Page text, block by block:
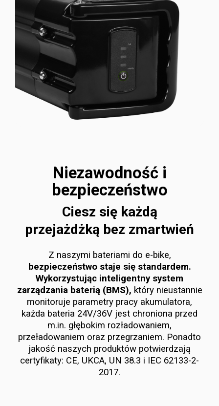
Niezawodność i
bezpieczeństwo
Ciesz się każdą
przejażdżką bez zmartwień
Z naszymi bateriami do e-bike,
bezpieczeństwo staje się standardem.
Wykorzystując inteligentny system
zarządzania baterią (BMS), który nieustannie
monitoruje parametry pracy akumulatora,
każda bateria 24V/36V jest chroniona przed
m.in. głębokim rozładowaniem,
przeładowaniem oraz przegrzaniem. Ponadto
jakość naszych produktów potwierdzają
certyfikaty: CE, UKCA, UN 38.3 i IEC 62133-2-
2017.